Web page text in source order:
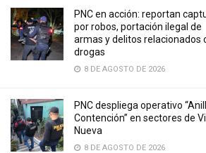
PNC en acción: reportan
por robos, portación ilegal de
armas y delitos relacionados
drogas
8 DE AGOSTO DE 2026
PNC despliega operativo
Contención” en sectores de
Nueva
8 DE AGOSTO DE 2026